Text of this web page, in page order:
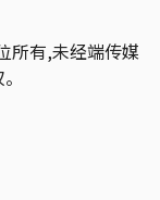
所有,未经端传媒